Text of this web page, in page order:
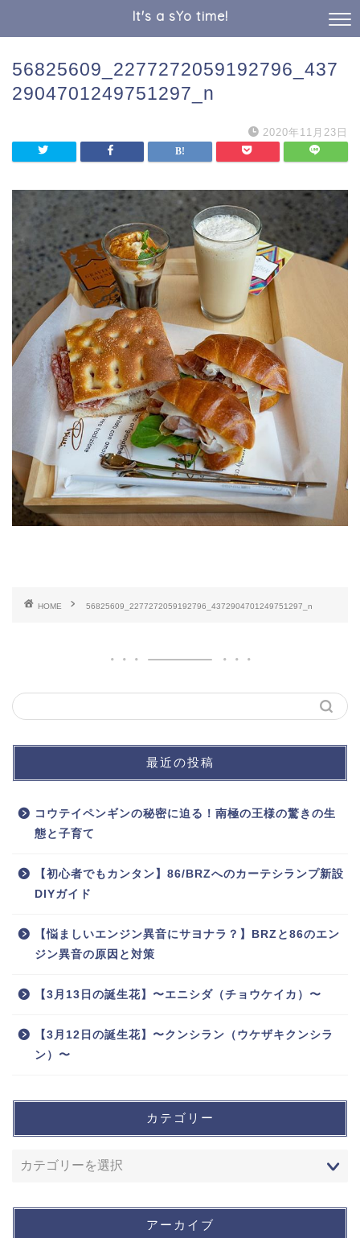
It's a sYo time!
56825609_2277272059192796_437
2904701249751297_n
2020年11月23日
HOME 56825609_2277272059192796_4372904701249751297_n
最近の投稿
コウテイペンギンの秘密に迫る！南極の王様の驚きの生
態と子育て
【初心者でもカンタン】86/BRZへのカーテシランプ新設
DIYガイド
【悩ましいエンジン異音にサヨナラ？】BRZと86のエン
ジン異音の原因と対策
【3月13日の誕生花】〜エニシダ（チョウケイカ）〜
【3月12日の誕生花】〜クンシラン（ウケザキクンシラ
ン）〜
カテゴリー
アーカイブ